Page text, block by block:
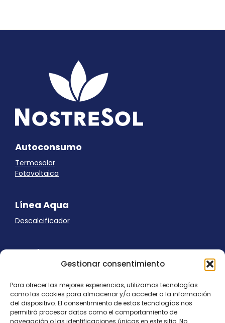
Gestionar consentimiento
Para ofrecer las mejores experiencias, utilizamos tecnologías
como las cookies para almacenar y/o acceder a la información
del dispositivo. El consentimiento de estas tecnologías nos
permitirá procesar datos como el comportamiento de
navegación o las identificaciones únicas en este sitio. No
Autoconsumo
Termosolar
Fotovoltaica
Línea Aqua
Descalcificador
Ayuda
Panel Cookies
Política de privacidad
contacto@nostresol.com